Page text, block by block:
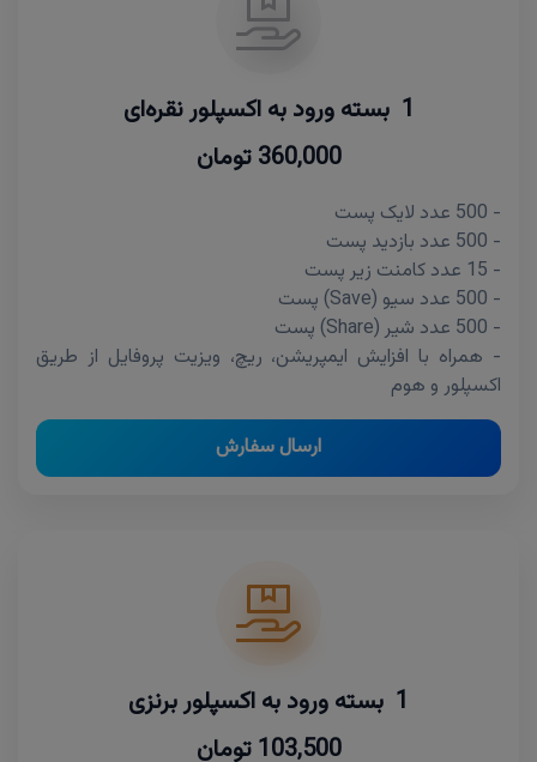
1 بسته ورود به اکسپلور نقره‌ای
360,000 تومان
- 500 عدد لایک پست
- 500 عدد بازدید پست
- 15 عدد کامنت زیر پست
- 500 عدد سیو (Save) پست
- 500 عدد شیر (Share) پست
- همراه با افزایش ایمپریشن، ریچ، ویزیت پروفایل از طریق
اکسپلور و هوم
ارسال سفارش
1 بسته ورود به اکسپلور برنزی
103,500 تومان